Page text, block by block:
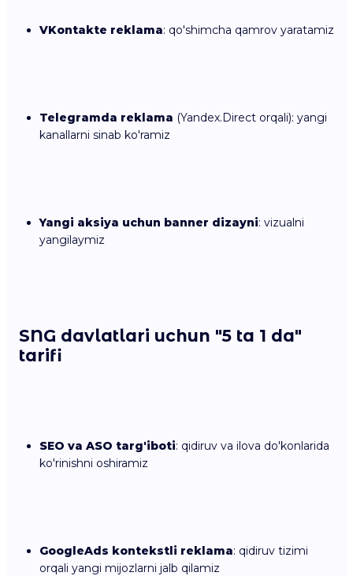
VKontakte reklama: qo'shimcha qamrov yaratamiz
Telegramda reklama (Yandex.Direct orqali): yangi
kanallarni sinab ko'ramiz
Yangi aksiya uchun banner dizayni: vizualni
yangilaymiz
SNG davlatlari uchun "5 ta 1 da"
tarifi
SEO va ASO targ'iboti: qidiruv va ilova do'konlarida
ko'rinishni oshiramiz
GoogleAds kontekstli reklama: qidiruv tizimi
orqali yangi mijozlarni jalb qilamiz